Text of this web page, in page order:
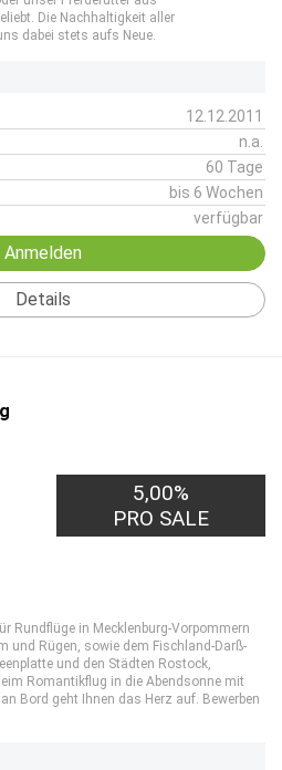
Die Nachhaltigkeit aller
dabei stets aufs Neue.
12.12.2011
n.a.
60 Tage
bis 6 Wochen
verfügbar
Anmelden
Details
5,00%
PRO SALE
Rundflüge in Mecklenburg-Vorpommern
und Rügen, sowie dem Fischland-Darß-
und den Städten Rostock,
Romantikflug in die Abendsonne mit
Bord geht Ihnen das Herz auf. Bewerben